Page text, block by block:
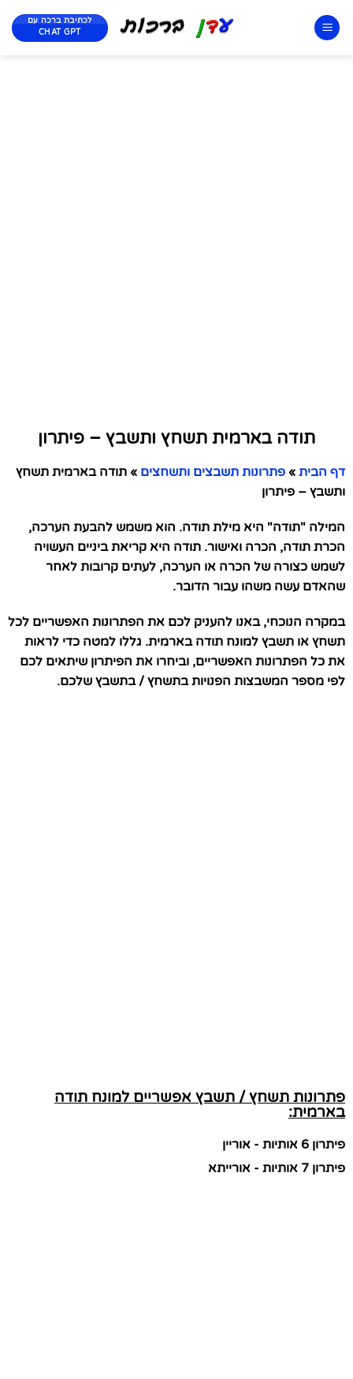
לכתיבת ברכה עם
CHAT GPT
תודה בארמית תשחץ ותשבץ – פיתרון
דף הבית » פתרונות תשבצים ותשחצים » תודה בארמית תשחץ
ותשבץ – פיתרון
המילה "תודה" היא מילת תודה. הוא משמש להבעת הערכה,
הכרת תודה, הכרה ואישור. תודה היא קריאת ביניים העשויה
לשמש כצורה של הכרה או הערכה, לעתים קרובות לאחר
שהאדם עשה משהו עבור הדובר.
במקרה הנוכחי, באנו להעניק לכם את הפתרונות האפשריים לכל
תשחץ או תשבץ למונח תודה בארמית. גללו למטה כדי לראות
את כל הפתרונות האפשריים, וביחרו את הפיתרון שיתאים לכם
לפי מספר המשבצות הפנויות בתשחץ / בתשבץ שלכם.
פתרונות תשחץ / תשבץ אפשריים למונח תודה
בארמית:
פיתרון 6 אותיות - אוריין
פיתרון 7 אותיות - אורייתא